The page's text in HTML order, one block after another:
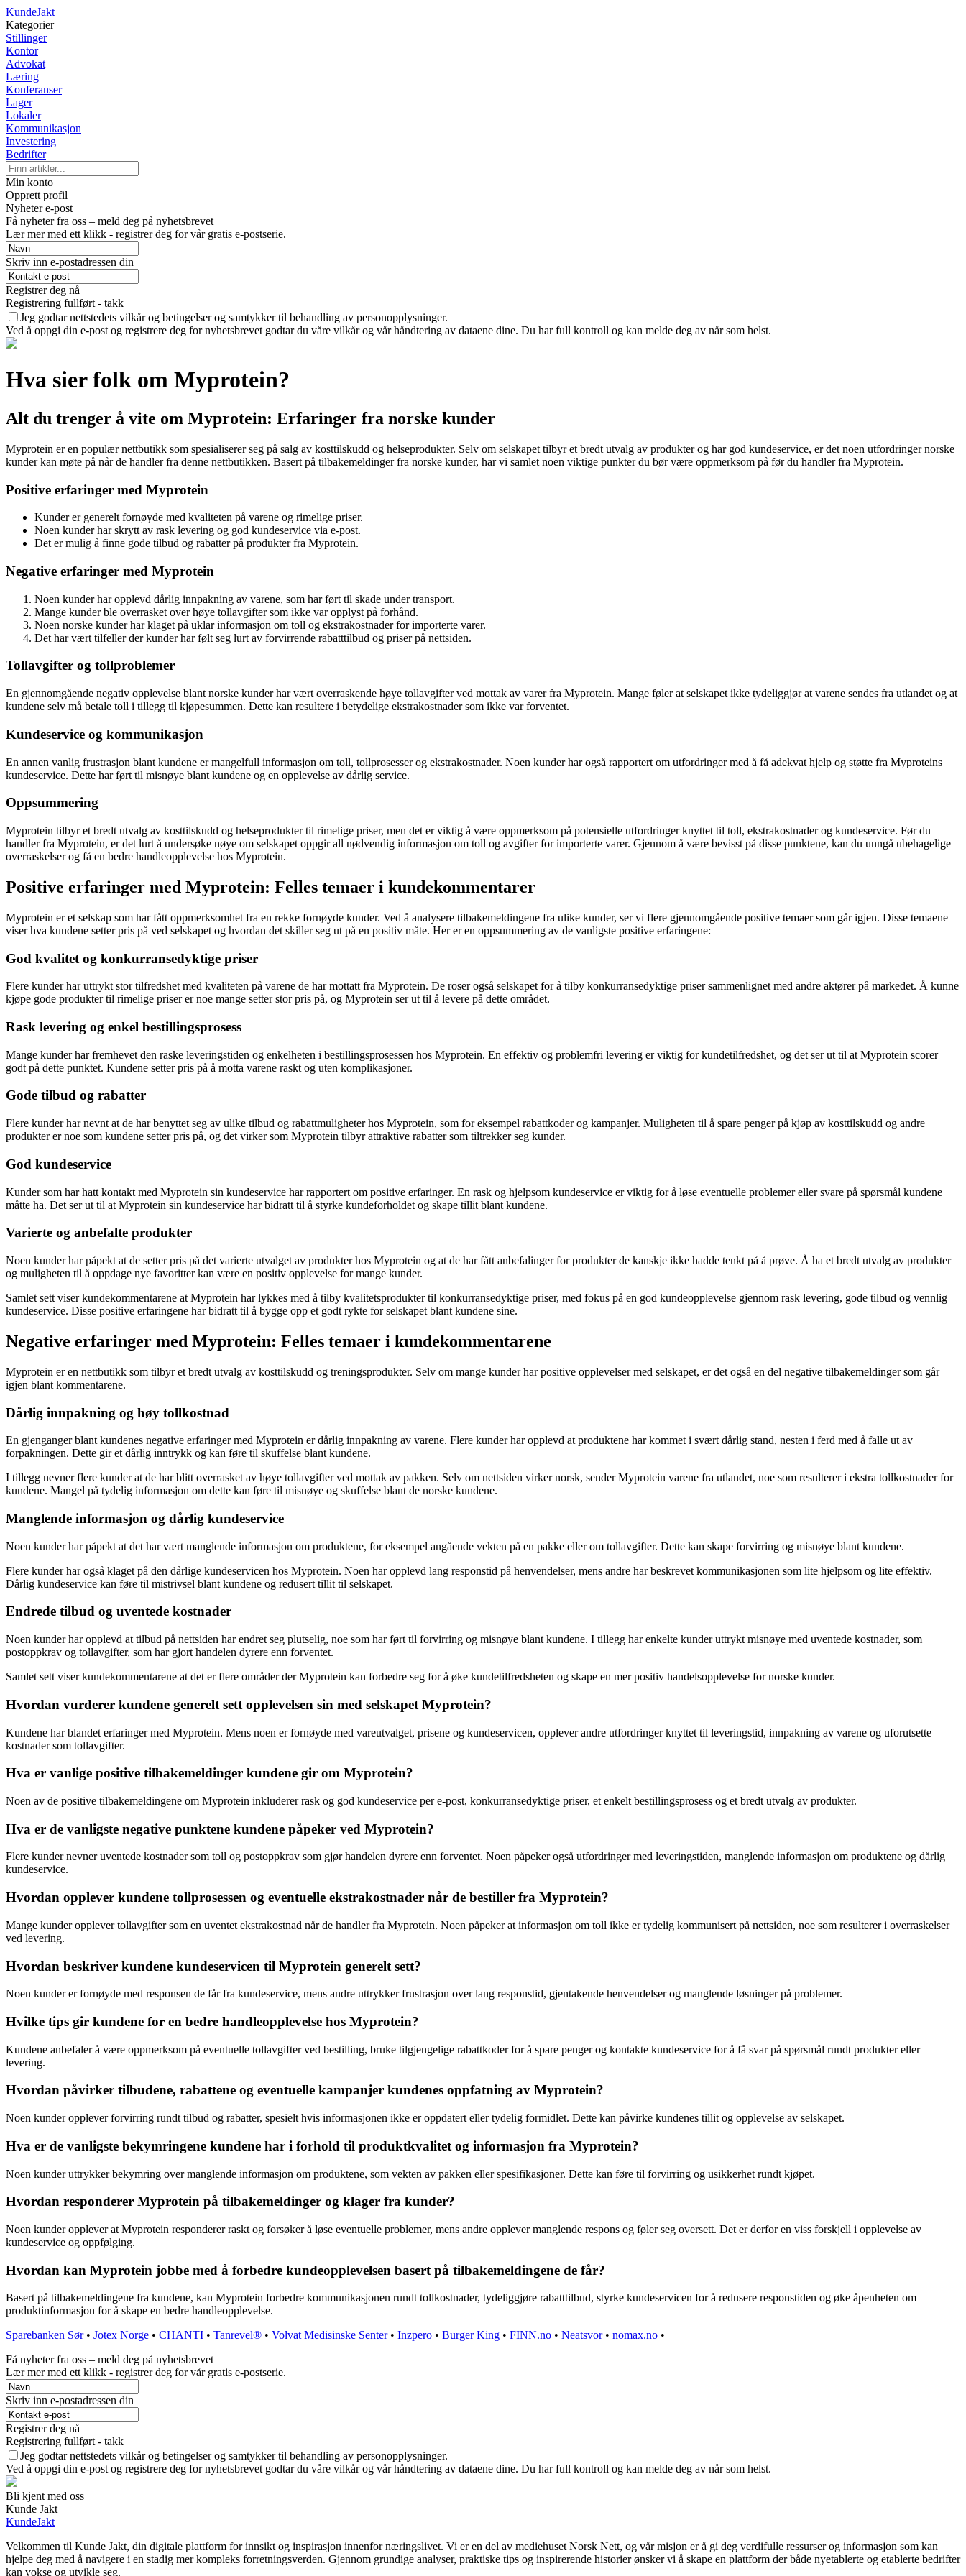
KundeJakt
Kategorier
Stillinger
Kontor
Advokat
Læring
Konferanser
Lager
Lokaler
Kommunikasjon
Investering
Bedrifter
Min konto
Opprett profil
Nyheter e-post
Få nyheter fra oss – meld deg på nyhetsbrevet
Lær mer med ett klikk - registrer deg for vår gratis e-postserie.
Skriv inn e-postadressen din
Registrer deg nå
Registrering fullført - takk
Jeg godtar nettstedets vilkår og betingelser og samtykker til behandling av personopplysninger.
Ved å oppgi din e-post og registrere deg for nyhetsbrevet godtar du våre vilkår og vår håndtering av dataene dine. Du har full kontroll og kan melde deg av når som helst.
Hva sier folk om Myprotein?
Alt du trenger å vite om Myprotein: Erfaringer fra norske kunder
Myprotein er en populær nettbutikk som spesialiserer seg på salg av kosttilskudd og helseprodukter. Selv om selskapet tilbyr et bredt utvalg av produkter og har god kundeservice, er det noen utfordringer norske
kunder kan møte på når de handler fra denne nettbutikken. Basert på tilbakemeldinger fra norske kunder, har vi samlet noen viktige punkter du bør være oppmerksom på før du handler fra Myprotein.
Positive erfaringer med Myprotein
Kunder er generelt fornøyde med kvaliteten på varene og rimelige priser.
Noen kunder har skrytt av rask levering og god kundeservice via e-post.
Det er mulig å finne gode tilbud og rabatter på produkter fra Myprotein.
Negative erfaringer med Myprotein
Noen kunder har opplevd dårlig innpakning av varene, som har ført til skade under transport.
Mange kunder ble overrasket over høye tollavgifter som ikke var opplyst på forhånd.
Noen norske kunder har klaget på uklar informasjon om toll og ekstrakostnader for importerte varer.
Det har vært tilfeller der kunder har følt seg lurt av forvirrende rabatttilbud og priser på nettsiden.
Tollavgifter og tollproblemer
En gjennomgående negativ opplevelse blant norske kunder har vært overraskende høye tollavgifter ved mottak av varer fra Myprotein. Mange føler at selskapet ikke tydeliggjør at varene sendes fra utlandet og at
kundene selv må betale toll i tillegg til kjøpesummen. Dette kan resultere i betydelige ekstrakostnader som ikke var forventet.
Kundeservice og kommunikasjon
En annen vanlig frustrasjon blant kundene er mangelfull informasjon om toll, tollprosesser og ekstrakostnader. Noen kunder har også rapportert om utfordringer med å få adekvat hjelp og støtte fra Myproteins
kundeservice. Dette har ført til misnøye blant kundene og en opplevelse av dårlig service.
Oppsummering
Myprotein tilbyr et bredt utvalg av kosttilskudd og helseprodukter til rimelige priser, men det er viktig å være oppmerksom på potensielle utfordringer knyttet til toll, ekstrakostnader og kundeservice. Før du
handler fra Myprotein, er det lurt å undersøke nøye om selskapet oppgir all nødvendig informasjon om toll og avgifter for importerte varer. Gjennom å være bevisst på disse punktene, kan du unngå ubehagelige
overraskelser og få en bedre handleopplevelse hos Myprotein.
Positive erfaringer med Myprotein: Felles temaer i kundekommentarer
Myprotein er et selskap som har fått oppmerksomhet fra en rekke fornøyde kunder. Ved å analysere tilbakemeldingene fra ulike kunder, ser vi flere gjennomgående positive temaer som går igjen. Disse temaene
viser hva kundene setter pris på ved selskapet og hvordan det skiller seg ut på en positiv måte. Her er en oppsummering av de vanligste positive erfaringene:
God kvalitet og konkurransedyktige priser
Flere kunder har uttrykt stor tilfredshet med kvaliteten på varene de har mottatt fra Myprotein. De roser også selskapet for å tilby konkurransedyktige priser sammenlignet med andre aktører på markedet. Å kunne
kjøpe gode produkter til rimelige priser er noe mange setter stor pris på, og Myprotein ser ut til å levere på dette området.
Rask levering og enkel bestillingsprosess
Mange kunder har fremhevet den raske leveringstiden og enkelheten i bestillingsprosessen hos Myprotein. En effektiv og problemfri levering er viktig for kundetilfredshet, og det ser ut til at Myprotein scorer
godt på dette punktet. Kundene setter pris på å motta varene raskt og uten komplikasjoner.
Gode tilbud og rabatter
Flere kunder har nevnt at de har benyttet seg av ulike tilbud og rabattmuligheter hos Myprotein, som for eksempel rabattkoder og kampanjer. Muligheten til å spare penger på kjøp av kosttilskudd og andre
produkter er noe som kundene setter pris på, og det virker som Myprotein tilbyr attraktive rabatter som tiltrekker seg kunder.
God kundeservice
Kunder som har hatt kontakt med Myprotein sin kundeservice har rapportert om positive erfaringer. En rask og hjelpsom kundeservice er viktig for å løse eventuelle problemer eller svare på spørsmål kundene
måtte ha. Det ser ut til at Myprotein sin kundeservice har bidratt til å styrke kundeforholdet og skape tillit blant kundene.
Varierte og anbefalte produkter
Noen kunder har påpekt at de setter pris på det varierte utvalget av produkter hos Myprotein og at de har fått anbefalinger for produkter de kanskje ikke hadde tenkt på å prøve. Å ha et bredt utvalg av produkter
og muligheten til å oppdage nye favoritter kan være en positiv opplevelse for mange kunder.
Samlet sett viser kundekommentarene at Myprotein har lykkes med å tilby kvalitetsprodukter til konkurransedyktige priser, med fokus på en god kundeopplevelse gjennom rask levering, gode tilbud og vennlig
kundeservice. Disse positive erfaringene har bidratt til å bygge opp et godt rykte for selskapet blant kundene sine.
Negative erfaringer med Myprotein: Felles temaer i kundekommentarene
Myprotein er en nettbutikk som tilbyr et bredt utvalg av kosttilskudd og treningsprodukter. Selv om mange kunder har positive opplevelser med selskapet, er det også en del negative tilbakemeldinger som går
igjen blant kommentarene.
Dårlig innpakning og høy tollkostnad
En gjenganger blant kundenes negative erfaringer med Myprotein er dårlig innpakning av varene. Flere kunder har opplevd at produktene har kommet i svært dårlig stand, nesten i ferd med å falle ut av
forpakningen. Dette gir et dårlig inntrykk og kan føre til skuffelse blant kundene.
I tillegg nevner flere kunder at de har blitt overrasket av høye tollavgifter ved mottak av pakken. Selv om nettsiden virker norsk, sender Myprotein varene fra utlandet, noe som resulterer i ekstra tollkostnader for
kundene. Mangel på tydelig informasjon om dette kan føre til misnøye og skuffelse blant de norske kundene.
Manglende informasjon og dårlig kundeservice
Noen kunder har påpekt at det har vært manglende informasjon om produktene, for eksempel angående vekten på en pakke eller om tollavgifter. Dette kan skape forvirring og misnøye blant kundene.
Flere kunder har også klaget på den dårlige kundeservicen hos Myprotein. Noen har opplevd lang responstid på henvendelser, mens andre har beskrevet kommunikasjonen som lite hjelpsom og lite effektiv.
Dårlig kundeservice kan føre til mistrivsel blant kundene og redusert tillit til selskapet.
Endrede tilbud og uventede kostnader
Noen kunder har opplevd at tilbud på nettsiden har endret seg plutselig, noe som har ført til forvirring og misnøye blant kundene. I tillegg har enkelte kunder uttrykt misnøye med uventede kostnader, som
postoppkrav og tollavgifter, som har gjort handelen dyrere enn forventet.
Samlet sett viser kundekommentarene at det er flere områder der Myprotein kan forbedre seg for å øke kundetilfredsheten og skape en mer positiv handelsopplevelse for norske kunder.
Hvordan vurderer kundene generelt sett opplevelsen sin med selskapet Myprotein?
Kundene har blandet erfaringer med Myprotein. Mens noen er fornøyde med vareutvalget, prisene og kundeservicen, opplever andre utfordringer knyttet til leveringstid, innpakning av varene og uforutsette
kostnader som tollavgifter.
Hva er vanlige positive tilbakemeldinger kundene gir om Myprotein?
Noen av de positive tilbakemeldingene om Myprotein inkluderer rask og god kundeservice per e-post, konkurransedyktige priser, et enkelt bestillingsprosess og et bredt utvalg av produkter.
Hva er de vanligste negative punktene kundene påpeker ved Myprotein?
Flere kunder nevner uventede kostnader som toll og postoppkrav som gjør handelen dyrere enn forventet. Noen påpeker også utfordringer med leveringstiden, manglende informasjon om produktene og dårlig
kundeservice.
Hvordan opplever kundene tollprosessen og eventuelle ekstrakostnader når de bestiller fra Myprotein?
Mange kunder opplever tollavgifter som en uventet ekstrakostnad når de handler fra Myprotein. Noen påpeker at informasjon om toll ikke er tydelig kommunisert på nettsiden, noe som resulterer i overraskelser
ved levering.
Hvordan beskriver kundene kundeservicen til Myprotein generelt sett?
Noen kunder er fornøyde med responsen de får fra kundeservice, mens andre uttrykker frustrasjon over lang responstid, gjentakende henvendelser og manglende løsninger på problemer.
Hvilke tips gir kundene for en bedre handleopplevelse hos Myprotein?
Kundene anbefaler å være oppmerksom på eventuelle tollavgifter ved bestilling, bruke tilgjengelige rabattkoder for å spare penger og kontakte kundeservice for å få svar på spørsmål rundt produkter eller
levering.
Hvordan påvirker tilbudene, rabattene og eventuelle kampanjer kundenes oppfatning av Myprotein?
Noen kunder opplever forvirring rundt tilbud og rabatter, spesielt hvis informasjonen ikke er oppdatert eller tydelig formidlet. Dette kan påvirke kundenes tillit og opplevelse av selskapet.
Hva er de vanligste bekymringene kundene har i forhold til produktkvalitet og informasjon fra Myprotein?
Noen kunder uttrykker bekymring over manglende informasjon om produktene, som vekten av pakken eller spesifikasjoner. Dette kan føre til forvirring og usikkerhet rundt kjøpet.
Hvordan responderer Myprotein på tilbakemeldinger og klager fra kunder?
Noen kunder opplever at Myprotein responderer raskt og forsøker å løse eventuelle problemer, mens andre opplever manglende respons og føler seg oversett. Det er derfor en viss forskjell i opplevelse av
kundeservice og oppfølging.
Hvordan kan Myprotein jobbe med å forbedre kundeopplevelsen basert på tilbakemeldingene de får?
Basert på tilbakemeldingene fra kundene, kan Myprotein forbedre kommunikasjonen rundt tollkostnader, tydeliggjøre rabatttilbud, styrke kundeservicen for å redusere responstiden og øke åpenheten om
produktinformasjon for å skape en bedre handleopplevelse.
Sparebanken Sør• Jotex Norge • CHANTI • Tanrevel® • Volvat Medisinske Senter• Inzpero • Burger King • FINN.no • Neatsvor• nomax.no •
Få nyheter fra oss – meld deg på nyhetsbrevet
Lær mer med ett klikk - registrer deg for vår gratis e-postserie.
Skriv inn e-postadressen din
Registrer deg nå
Registrering fullført - takk
Jeg godtar nettstedets vilkår og betingelser og samtykker til behandling av personopplysninger.
Ved å oppgi din e-post og registrere deg for nyhetsbrevet godtar du våre vilkår og vår håndtering av dataene dine. Du har full kontroll og kan melde deg av når som helst.
Bli kjent med oss
Kunde Jakt
KundeJakt
Velkommen til Kunde Jakt, din digitale plattform for innsikt og inspirasjon innenfor næringslivet. Vi er en del av mediehuset Norsk Nett, og vår misjon er å gi deg verdifulle ressurser og informasjon som kan
hjelpe deg med å navigere i en stadig mer kompleks forretningsverden. Gjennom grundige analyser, praktiske tips og inspirerende historier ønsker vi å skape en plattform der både nyetablerte og etablerte bedrifter
kan vokse og utvikle seg.